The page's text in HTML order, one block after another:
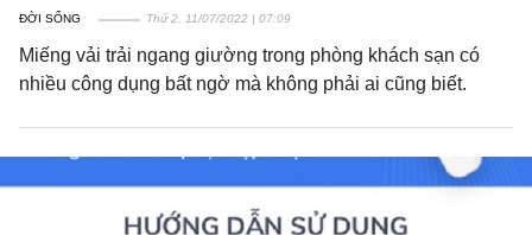
ĐỜI SỐNG Thứ 2, 11/07/2022 | 07:09
Miếng vải trải ngang giường trong phòng khách sạn có
nhiều công dụng bất ngờ mà không phải ai cũng biết.